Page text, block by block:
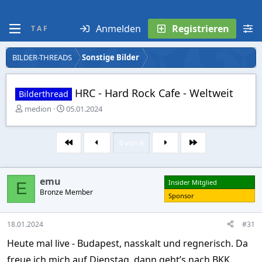
T A F Anmelden Registrieren
BILDER-THREADS Sonstige Bilder
Bilderthread HRC - Hard Rock Cafe - Weltweit
E
s
l
e
r
medion
E
s
t
e
l
a
05.01.2024
Erste Letzte
E emu
Bronze Member
Insider Mitglied
Sponsor
18.01.2024 #31
Heute mal live - Budapest, nasskalt und regnerisch. Da